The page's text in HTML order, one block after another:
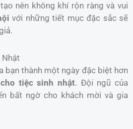
nên không khí rộn ràng và vui
với những tiết mục đặc sắc sẽ
Nhật
bạn thành một ngày đặc biệt hơn
tiệc sinh nhật. Đội ngũ của
bất ngờ cho khách mời và gia